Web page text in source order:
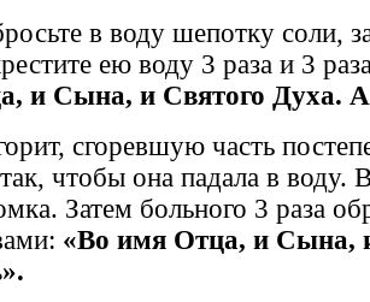
в воду шепотку соли,
ею воду 3 раза и 3
и Сына, и Святого Духа.
сгоревшую часть
чтобы она падала в воду.
Затем больного 3 раза
«Во имя Отца, и Сына,